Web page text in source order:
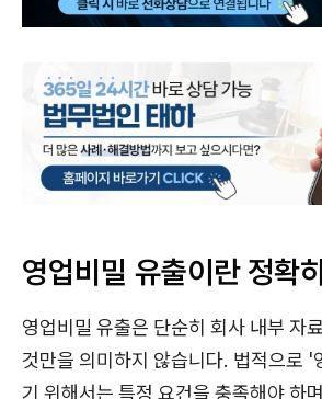
영업비밀 유출이란 정확
영업비밀 유출은 단순히 회사 내부 자
것만을 의미하지 않습니다. 법적으로 '
기 위해서는 특정 요건을 충족해야 하